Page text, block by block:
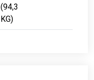
(94,3
KG)